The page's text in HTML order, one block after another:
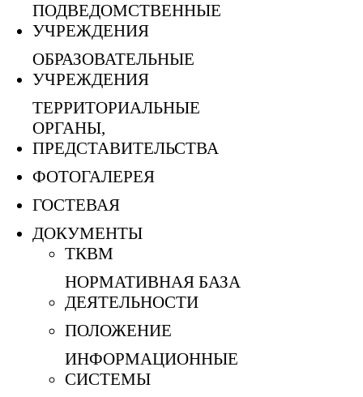
ПОДВЕДОМСТВЕННЫЕ
УЧРЕЖДЕНИЯ
ОБРАЗОВАТЕЛЬНЫЕ
УЧРЕЖДЕНИЯ
ТЕРРИТОРИАЛЬНЫЕ
ОРГАНЫ,
ПРЕДСТАВИТЕЛЬСТВА
ФОТОГАЛЕРЕЯ
ГОСТЕВАЯ
ДОКУМЕНТЫ
ТКВМ
НОРМАТИВНАЯ БАЗА
ДЕЯТЕЛЬНОСТИ
ПОЛОЖЕНИЕ
ИНФОРМАЦИОННЫЕ
СИСТЕМЫ